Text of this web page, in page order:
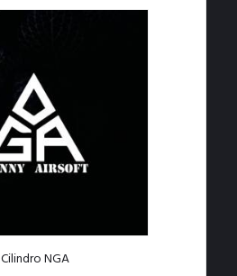
Cilindro NGA